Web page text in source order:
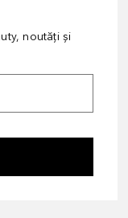
noutăți și